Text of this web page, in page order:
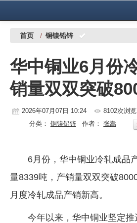
中国有色金属报社主办 广告服务
铜镍铅锌
铝
稀有稀土
镁钛
地矿 建设
党建工作
首页 / 铜镍铅锌
华中铜业6月份
销量双双突破
2026年07月07日 10:24 8102次浏览
分类： 铜镍铅锌 作者： 张嵩
6月份，华中铜业冷轧成品
量8339吨，产销量双双突破
月度冷轧成品产销新高。
今年以来，华中铜业坚定推